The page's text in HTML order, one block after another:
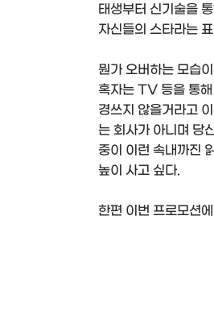
태생부터 신기술을
자신들의 스타라는
뭔가 오버하는 모습
혹자는 TV 등을 통
경쓰지 않을거라고
는 회사가 아니며 당
중이 이런 속내까진
높이 사고 싶다.
한편 이번 프로모션